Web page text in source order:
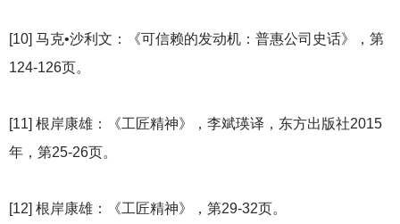
[10] 马克•沙利文：《可信赖的发动机：普惠公司史话》，第
124-126页。
[11] 根岸康雄：《工匠精神》，李斌瑛译，东方出版社2015
年，第25-26页。
[12] 根岸康雄：《工匠精神》，第29-32页。